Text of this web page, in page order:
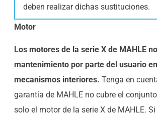
deben realizar dichas sustituciones.
Motor
Los motores de la serie X de MAHLE
mantenimiento por parte del usuario
mecanismos interiores. Tenga en
garantía de MAHLE no cubre el
solo el motor de la serie X de MAHLE.